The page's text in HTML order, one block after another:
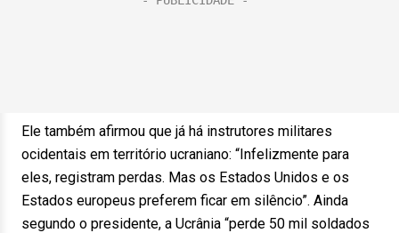
Ele também afirmou que já há instrutores militares
ocidentais em território ucraniano: “Infelizmente para
eles, registram perdas. Mas os Estados Unidos e os
Estados europeus preferem ficar em silêncio”. Ainda
segundo o presidente, a Ucrânia “perde 50 mil soldados